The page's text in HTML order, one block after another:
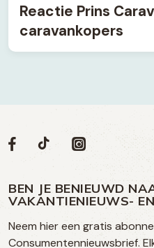
Reactie Prins
caravankopers
Volg
op
social
Social
Volg
op
Facebook
Volg
op
TikTok
Volg
op
Instagram
BEN JE BENIEUWD
VAKANTIENIEUWS-
Neem hier een gratis
Consumentennieuwsbrief.